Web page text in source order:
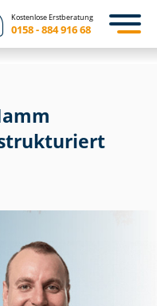
Kostenlose Erstberatung
0158 - 884 916 68